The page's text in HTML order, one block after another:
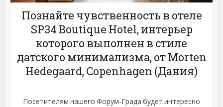
Познайте чувственность в отеле
SP34 Boutique Hotel, интерьер
которого выполнен в стиле
датского минимализма, от Morten
Hedegaard, Copenhagen (Дания)
Посетителям нашего Форум-Града будет интересно